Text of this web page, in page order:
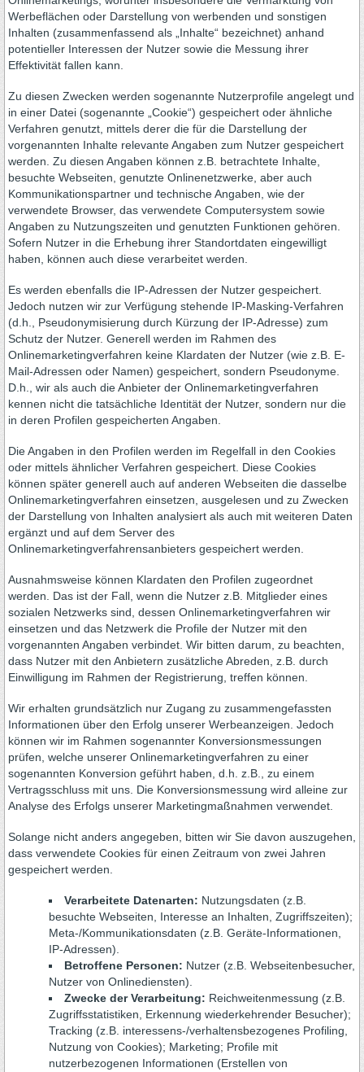
Werbeflächen oder Darstellung von werbenden und sonstigen
Inhalten (zusammenfassend als „Inhalte“ bezeichnet) anhand
potentieller Interessen der Nutzer sowie die Messung ihrer
Effektivität fallen kann.
Zu diesen Zwecken werden sogenannte Nutzerprofile angelegt und
in einer Datei (sogenannte „Cookie“) gespeichert oder ähnliche
Verfahren genutzt, mittels derer die für die Darstellung der
vorgenannten Inhalte relevante Angaben zum Nutzer gespeichert
werden. Zu diesen Angaben können z.B. betrachtete Inhalte,
besuchte Webseiten, genutzte Onlinenetzwerke, aber auch
Kommunikationspartner und technische Angaben, wie der
verwendete Browser, das verwendete Computersystem sowie
Angaben zu Nutzungszeiten und genutzten Funktionen gehören.
Sofern Nutzer in die Erhebung ihrer Standortdaten eingewilligt
haben, können auch diese verarbeitet werden.
Es werden ebenfalls die IP-Adressen der Nutzer gespeichert.
Jedoch nutzen wir zur Verfügung stehende IP-Masking-Verfahren
(d.h., Pseudonymisierung durch Kürzung der IP-Adresse) zum
Schutz der Nutzer. Generell werden im Rahmen des
Onlinemarketingverfahren keine Klardaten der Nutzer (wie z.B. E-
Mail-Adressen oder Namen) gespeichert, sondern Pseudonyme.
D.h., wir als auch die Anbieter der Onlinemarketingverfahren
kennen nicht die tatsächliche Identität der Nutzer, sondern nur die
in deren Profilen gespeicherten Angaben.
Die Angaben in den Profilen werden im Regelfall in den Cookies
oder mittels ähnlicher Verfahren gespeichert. Diese Cookies
können später generell auch auf anderen Webseiten die dasselbe
Onlinemarketingverfahren einsetzen, ausgelesen und zu Zwecken
der Darstellung von Inhalten analysiert als auch mit weiteren Daten
ergänzt und auf dem Server des
Onlinemarketingverfahrensanbieters gespeichert werden.
Ausnahmsweise können Klardaten den Profilen zugeordnet
werden. Das ist der Fall, wenn die Nutzer z.B. Mitglieder eines
sozialen Netzwerks sind, dessen Onlinemarketingverfahren wir
einsetzen und das Netzwerk die Profile der Nutzer mit den
vorgenannten Angaben verbindet. Wir bitten darum, zu beachten,
dass Nutzer mit den Anbietern zusätzliche Abreden, z.B. durch
Einwilligung im Rahmen der Registrierung, treffen können.
Wir erhalten grundsätzlich nur Zugang zu zusammengefassten
Informationen über den Erfolg unserer Werbeanzeigen. Jedoch
können wir im Rahmen sogenannter Konversionsmessungen
prüfen, welche unserer Onlinemarketingverfahren zu einer
sogenannten Konversion geführt haben, d.h. z.B., zu einem
Vertragsschluss mit uns. Die Konversionsmessung wird alleine zur
Analyse des Erfolgs unserer Marketingmaßnahmen verwendet.
Solange nicht anders angegeben, bitten wir Sie davon auszugehen,
dass verwendete Cookies für einen Zeitraum von zwei Jahren
gespeichert werden.
Verarbeitete Datenarten: Nutzungsdaten (z.B.
besuchte Webseiten, Interesse an Inhalten, Zugriffszeiten);
Meta-/Kommunikationsdaten (z.B. Geräte-Informationen,
IP-Adressen).
Betroffene Personen: Nutzer (z.B. Webseitenbesucher,
Nutzer von Onlinediensten).
Zwecke der Verarbeitung: Reichweitenmessung (z.B.
Zugriffsstatistiken, Erkennung wiederkehrender Besucher);
Tracking (z.B. interessens-/verhaltensbezogenes Profiling,
Nutzung von Cookies); Marketing; Profile mit
nutzerbezogenen Informationen (Erstellen von